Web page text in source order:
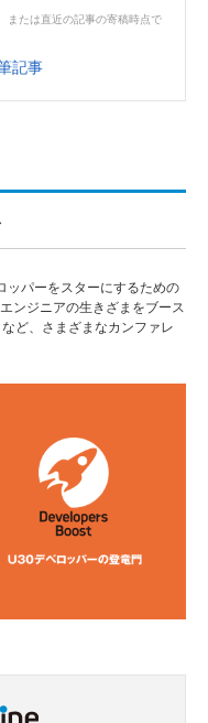
または直近の記事の寄稿時点で
記事
パーをスターにするための
ンジニアの生きざまをブース
ど、さまざまなカンファレ